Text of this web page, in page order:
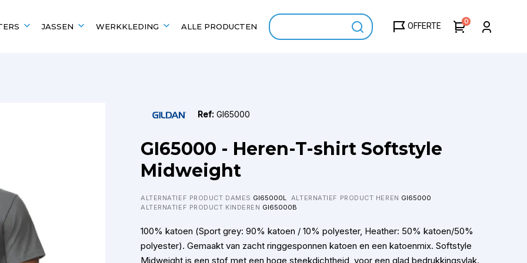
JASSEN WERKKLEDING ALLE PRODUCTEN OFFERTE 0
Fruit of the Loom
Gildan
Ref:GI65000
GI65000 - Heren-T-shirt Softstyle
Midweight
ALTERNATIEF PRODUCT DAMES GI65000L ALTERNATIEF PRODUCT HEREN GI65000
ALTERNATIEF PRODUCT KINDEREN GI65000B
100% katoen (Sport grey: 90% katoen / 10% polyester, Heather: 50% katoen/50%
polyester). Gemaakt van zacht ringgesponnen katoen en een katoenmix. Softstyle
Midweight is een stof met een hoge steekdichtheid, voor een glad bedrukkingsvlak.